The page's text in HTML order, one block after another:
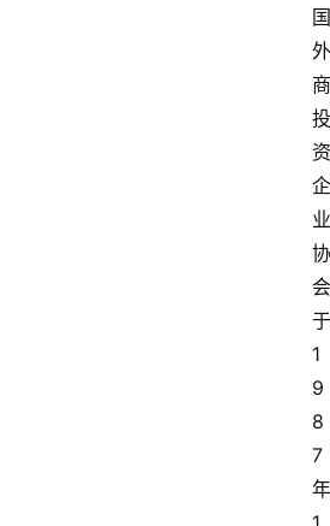
国
外
商
投
资
企
业
协
会
于
1
9
8
7
年